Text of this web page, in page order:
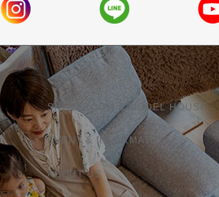
SHOW ROOM & MODEL HOUSE
EVENT & INFORMATION
ABOUT US